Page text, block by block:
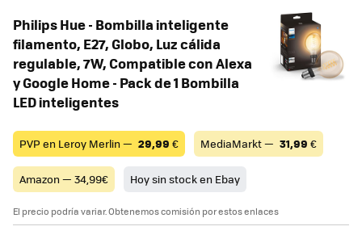
Philips Hue - Bombilla inteligente
filamento, E27, Globo, Luz cálida
regulable, 7W, Compatible con Alexa
y Google Home - Pack de 1 Bombilla
LED inteligentes
PVP en Leroy Merlin — 29,99 € MediaMarkt — 31,99 €
Amazon — 34,99€ Hoy sin stock en Ebay
El precio podría variar. Obtenemos comisión por estos enlaces